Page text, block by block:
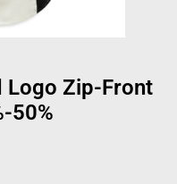
Logo Zip-Front
50%